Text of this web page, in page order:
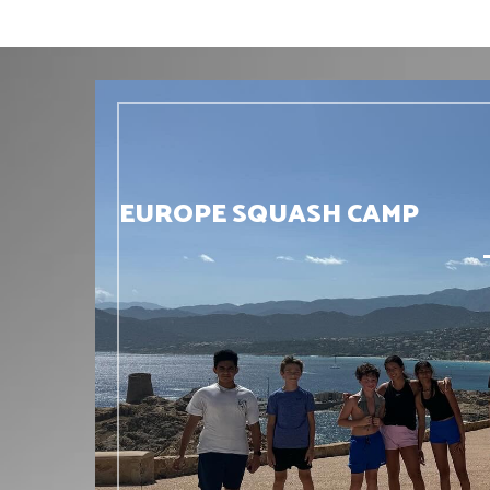
EUROPE SQUASH CAMP